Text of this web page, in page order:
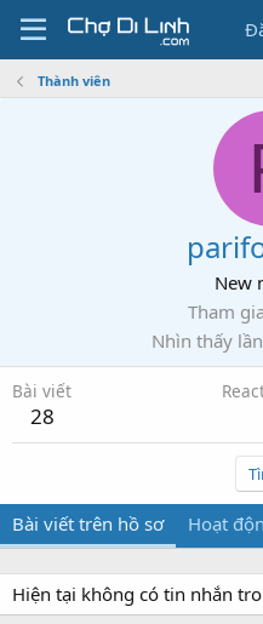
Thành viên
New
Tham
Nhìn thấy
Bài viết
28
Bài viết trên hồ sơ Hoạt
Hiện tại không có tin nhắn